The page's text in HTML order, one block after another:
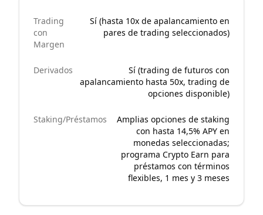
Trading
con
Margen
Sí (hasta 10x de apalancamiento en
pares de trading seleccionados)
Derivados
Sí (trading de futuros con
apalancamiento hasta 50x, trading de
opciones disponible)
Staking/Préstamos
Amplias opciones de staking
con hasta 14,5% APY en
monedas seleccionadas;
programa Crypto Earn para
préstamos con términos
flexibles, 1 mes y 3 meses